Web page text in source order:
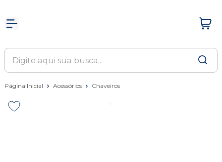
Página Inicial Acessórios Chaveiros